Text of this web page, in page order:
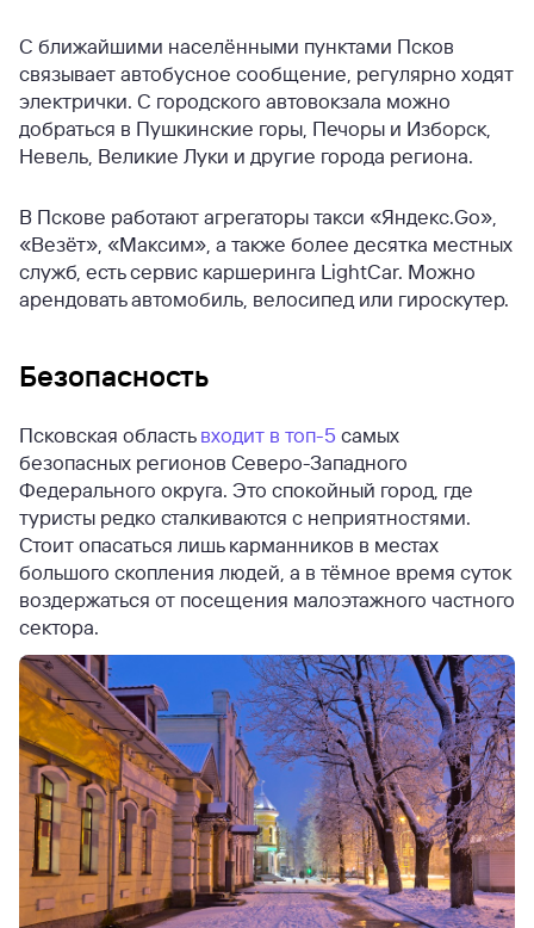
С ближайшими населёнными пунктами Псков
связывает автобусное сообщение, регулярно ходят
электрички. С городского автовокзала можно
добраться в Пушкинские горы, Печоры и Изборск,
Невель, Великие Луки и другие города региона.
В Пскове работают агрегаторы такси «Яндекс.Go»,
«Везёт», «Максим», а также более десятка местных
служб, есть сервис каршеринга LightCar. Можно
арендовать автомобиль, велосипед или гироскутер.
Безопасность
Псковская областьвходит в топ-5 самых
безопасных регионов Северо-Западного
Федерального округа. Это спокойный город, где
туристы редко сталкиваются с неприятностями.
Стоит опасаться лишь карманников в местах
большого скопления людей, а в тёмное время суток
воздержаться от посещения малоэтажного частного
сектора.